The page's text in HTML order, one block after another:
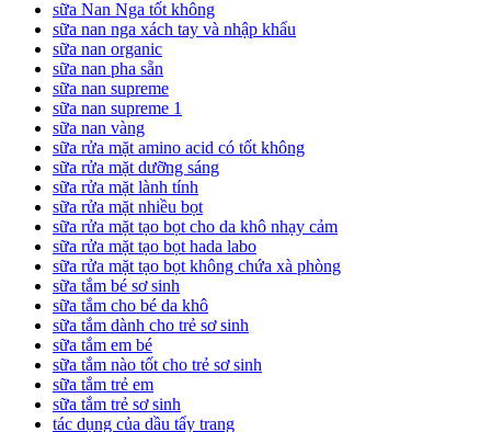
sữa Nan Nga tốt không
sữa nan nga xách tay và nhập khẩu
sữa nan organic
sữa nan pha sẵn
sữa nan supreme
sữa nan supreme 1
sữa nan vàng
sữa rửa mặt amino acid có tốt không
sữa rửa mặt dưỡng sáng
sữa rửa mặt lành tính
sữa rửa mặt nhiều bọt
sữa rửa mặt tạo bọt cho da khô nhạy cảm
sữa rửa mặt tạo bọt hada labo
sữa rửa mặt tạo bọt không chứa xà phòng
sữa tắm bé sơ sinh
sữa tắm cho bé da khô
sữa tắm dành cho trẻ sơ sinh
sữa tắm em bé
sữa tắm nào tốt cho trẻ sơ sinh
sữa tắm trẻ em
sữa tắm trẻ sơ sinh
tác dụng của dầu tẩy trang